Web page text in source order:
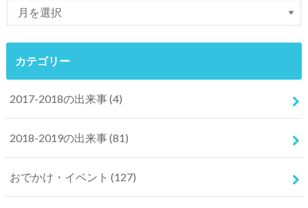
カテゴリー
2017-2018の出来事(4)
2018-2019の出来事(81)
おでかけ・イベント (127)